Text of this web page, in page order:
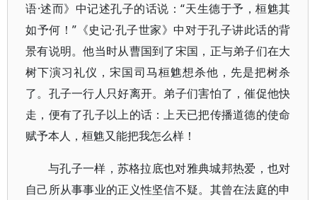
语·述而》中记述孔子的话说：“天生德于予，桓魋其
如予何！”《史记·孔子世家》中对于孔子讲此话的背
景有说明。他当时从曹国到了宋国，正与弟子们在大
树下演习礼仪，宋国司马桓魋想杀他，先是把树杀
了。孔子一行人只好离开。弟子们害怕了，催促他快
走，便有了孔子以上的话：上天已把传播道德的使命
赋予本人，桓魋又能把我怎么样！
与孔子一样，苏格拉底也对雅典城邦热爱，也对
自己所从事事业的正义性坚信不疑。其曾在法庭的申